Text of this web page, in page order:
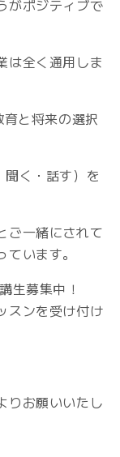
がポジティブで
は全く通用しま
と将来の選択
く・話す）を
ご一緒にされて
います。
生募集中！
スンを受け付け
りお願いいたし